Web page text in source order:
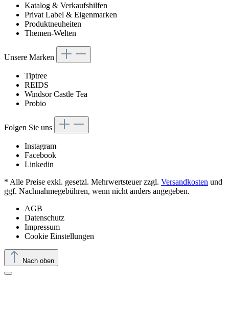
Katalog & Verkaufshilfen
Privat Label & Eigenmarken
Produktneuheiten
Themen-Welten
Unsere Marken
Tiptree
REIDS
Windsor Castle Tea
Probio
Folgen Sie uns
Instagram
Facebook
Linkedin
* Alle Preise exkl. gesetzl. Mehrwertsteuer zzgl. Versandkosten und
ggf. Nachnahmegebühren, wenn nicht anders angegeben.
AGB
Datenschutz
Impressum
Cookie Einstellungen
Nach oben